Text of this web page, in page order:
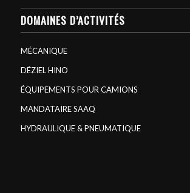
DOMAINES D’ACTIVITÉS
MÉCANIQUE
DÉZIEL HINO
ÉQUIPEMENTS POUR CAMIONS
MANDATAIRE SAAQ
HYDRAULIQUE & PNEUMATIQUE